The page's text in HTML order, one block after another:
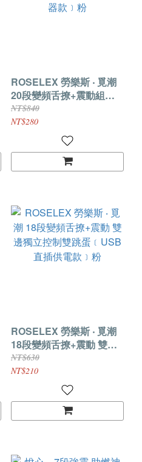
ROSELEX 勞樂斯 ‧ 覓潮
20段變頻舌撩+震動組合
雙跳蛋﹝USB充電控制器
款﹞粉
NT$840
NT$280
ROSELEX 勞樂斯 ‧ 覓潮
18段變頻舌撩+震動 雙邊
獨立控制雙跳蛋﹝USB直
插供電款﹞粉
NT$630
NT$210